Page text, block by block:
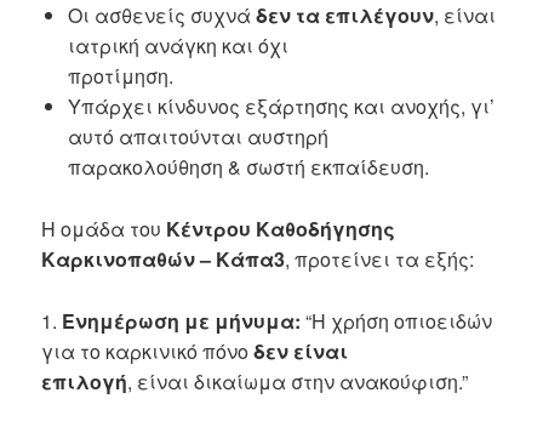
Οι ασθενείς συχνά δεν τα επιλέγουν, είναι
ιατρική ανάγκη και όχι
προτίμηση.
Υπάρχει κίνδυνος εξάρτησης και ανοχής, γι’
αυτό απαιτούνται αυστηρή
παρακολούθηση & σωστή εκπαίδευση.
Η ομάδα του Κέντρου Καθοδήγησης
Καρκινοπαθών – Κάπα3, προτείνει τα εξής:
1. Ενημέρωση με μήνυμα: “Η χρήση οπιοειδών
για το καρκινικό πόνοδεν είναι
επιλογή, είναι δικαίωμα στην ανακούφιση.”